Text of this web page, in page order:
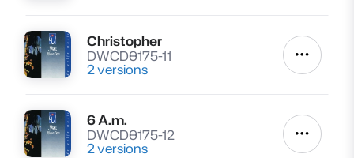
Lire
Christopher
DWCD0175-11
2 versions Autres
Lire
6 A.m.
DWCD0175-12
2 versions Autres